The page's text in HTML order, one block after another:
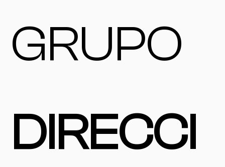
GRUPO
DIRECCI